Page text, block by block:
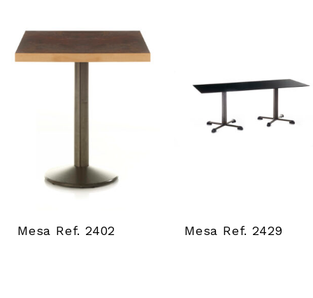
Mesa Ref. 2402 Mesa Ref. 2429